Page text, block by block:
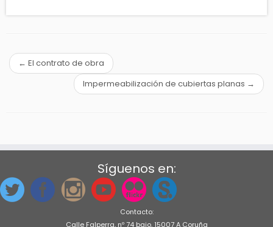
← El contrato de obra
Impermeabilización de cubiertas planas →
Síguenos en:
Contacto:
Calle Falperra, nº 74 bajo, 15007 A Coruña